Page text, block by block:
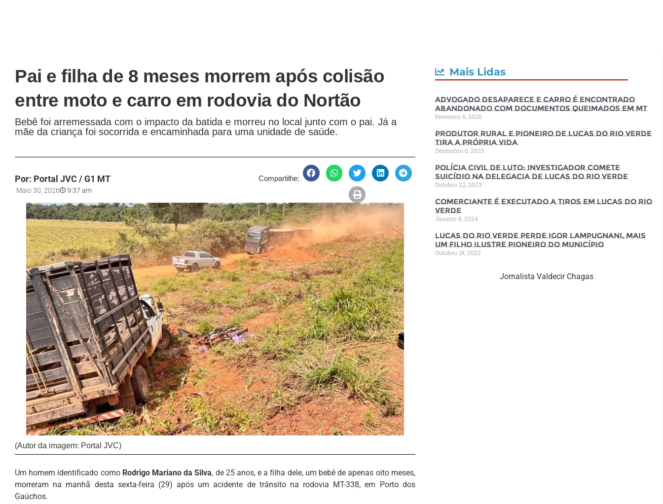
Pai e filha de 8 meses morrem após colisão
entre moto e carro em rodovia do Nortão
Bebê foi arremessada com o impacto da batida e morreu no local junto com o pai. Já a
mãe da criança foi socorrida e encaminhada para uma unidade de saúde.
Por: Portal JVC / G1 MT
Maio 30, 2026 9:37 am
Compartilhe:
(Autor da imagem: Portal JVC)
Um homem identificado como Rodrigo Mariano da Silva, de 25 anos, e a filha dele, um bebê de apenas oito meses,
morreram na manhã desta sexta-feira (29) após um acidente de trânsito na rodovia MT-338, em Porto dos
Gaúchos.
Mais Lidas
Advogado desaparece e carro é encontrado
abandonado com documentos queimados em MT
Fevereiro 6, 2026
Produtor rural e pioneiro de Lucas do Rio Verde
tira a própria vida
Dezembro 6, 2023
Polícia Civil de luto: Investigador comete
suicídio na Delegacia de Lucas do Rio Verde
Outubro 22, 2023
Comerciante é executado a tiros em Lucas do Rio
Verde
Janeiro 8, 2024
Lucas do Rio Verde perde Igor Lampugnani, mais
um filho ilustre pioneiro do município
Outubro 18, 2023
Jornalista Valdecir Chagas